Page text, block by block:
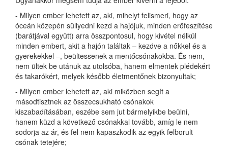
- Milyen ember lehetett az, aki, mihelyt felismeri, hogy az
óceán közepén süllyedni kezd a hajójuk, minden erőfeszítése
(barátjával együtt) arra összpontosul, hogy kivétel nélkül
minden embert, akit a hajón találtak – kezdve a nőkkel és a
gyerekekkel –, beültessenek a mentőcsónakokba. És nem,
nem ültek be utánuk az utolsóba, hanem elmentek plédekért
és takarókért, melyek később életmentőnek bizonyultak;
- Milyen ember lehetett az, aki miközben segít a
másodtisztnek az összecsukható csónakok
kiszabadításában, eszébe sem jut bármelyikbe beülni,
hanem küzd a következő csónakkal tovább, amíg le nem
sodorja az ár, és fel nem kapaszkodik az egyik felborult
csónak tetejére;